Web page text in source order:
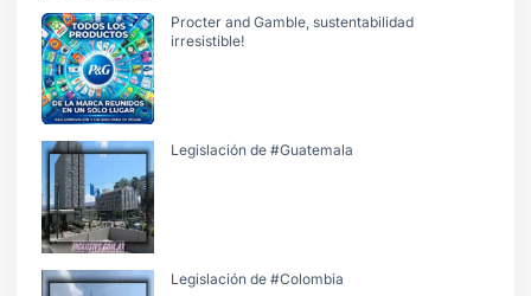
Procter and Gamble, sustentabilidad
irresistible!
Legislación de #Guatemala
Legislación de #Colombia